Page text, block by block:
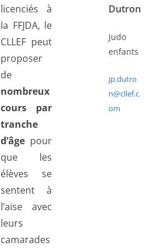
licenciés à
la FFJDA, le
CLLEF peut
proposer
de
nombreux
cours par
tranche
d’âge pour
que les
élèves se
sentent à
l’aise avec
leurs
camarades
Dutron
Judo
enfants
jp.dutro
n@cllef.c
om